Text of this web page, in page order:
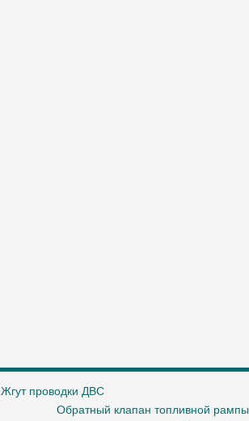
Жгут проводки ДВС
Обратный клапан топливной рампы